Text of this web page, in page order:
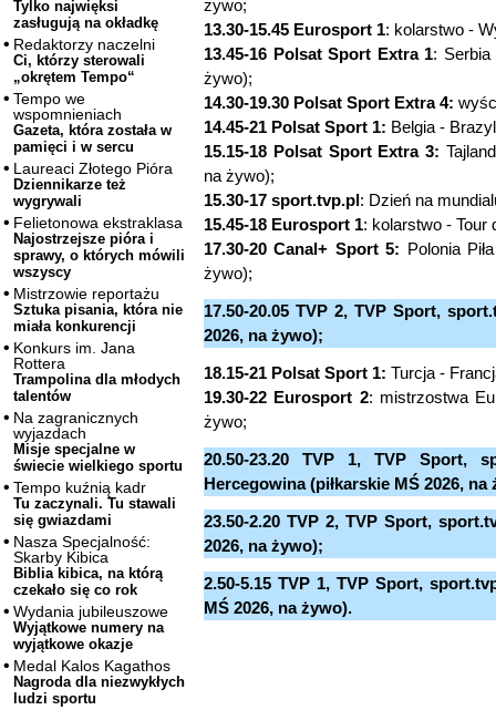
Tylko najwięksi
zasługują na okładkę
Redaktorzy naczelni
Ci, którzy sterowali
„okrętem Tempo“
Tempo we
wspomnieniach
Gazeta, która została w
pamięci i w sercu
Laureaci Złotego Pióra
Dziennikarze też
wygrywali
Felietonowa ekstraklasa
Najostrzejsze pióra i
sprawy, o których mówili
wszyscy
Mistrzowie reportażu
Sztuka pisania, która nie
miała konkurencji
Konkurs im. Jana
Rottera
Trampolina dla młodych
talentów
Na zagranicznych
wyjazdach
Misje specjalne w
świecie wielkiego sportu
Tempo kuźnią kadr
Tu zaczynali. Tu stawali
się gwiazdami
Nasza Specjalność:
Skarby Kibica
Biblia kibica, na którą
czekało się co rok
Wydania jubileuszowe
Wyjątkowe numery na
wyjątkowe okazje
Medal Kalos Kagathos
Nagroda dla niezwykłych
ludzi sportu
żywo;
13.30-15.45 Eurosport 1: kolarstwo -
13.45-16 Polsat Sport Extra 1: Serbia
żywo);
14.30-19.30 Polsat Sport Extra 4:
14.45-21 Polsat Sport 1: Belgia -
15.15-18 Polsat Sport Extra 3:
na żywo);
15.30-17 sport.tvp.pl: Dzień na
15.45-18 Eurosport 1: kolarstwo - Tour
17.30-20 Canal+ Sport 5: Polonia
żywo);
17.50-20.05 TVP 2, TVP Sport,
2026, na żywo);
18.15-21 Polsat Sport 1: Turcja -
19.30-22 Eurosport 2: mistrzostwa
żywo;
20.50-23.20 TVP 1, TVP Sport,
Hercegowina (piłkarskie MŚ 2026, na
23.50-2.20 TVP 2, TVP Sport,
2026, na żywo);
2.50-5.15 TVP 1, TVP Sport,
MŚ 2026, na żywo).